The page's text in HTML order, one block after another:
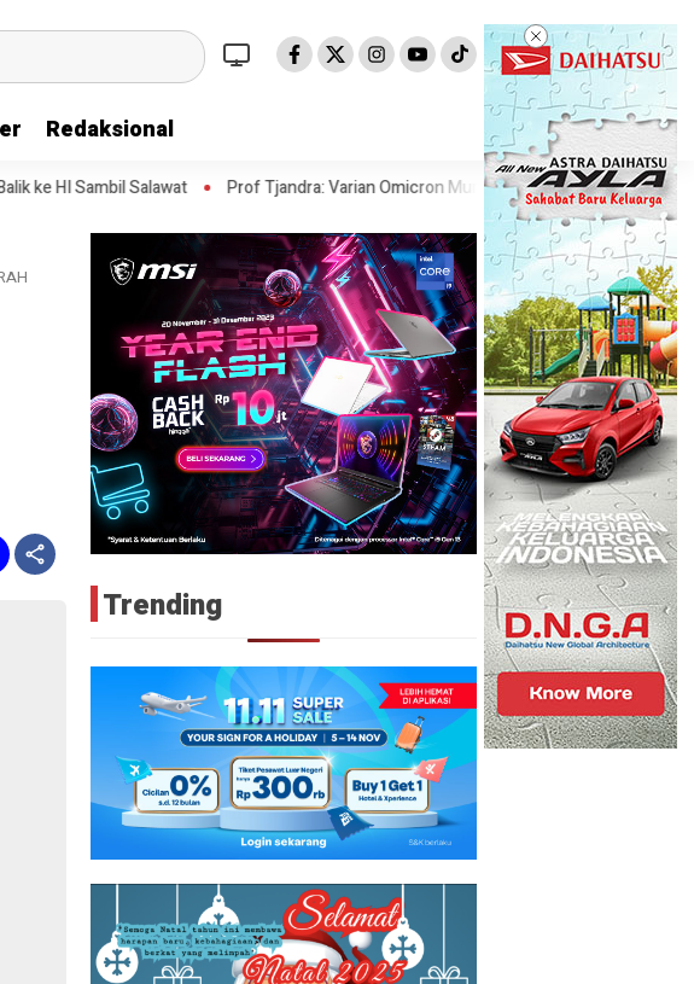
Redaksional
Prof Tjandra: Varian Omicron Mungkin Berdampak pada Obat Pasien COVID-19
Trending